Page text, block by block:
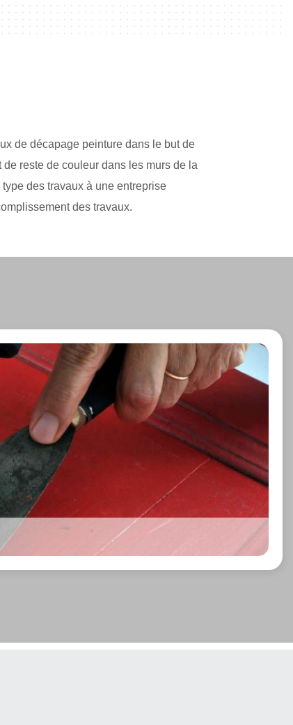
de décapage peinture dans le but de
reste de couleur dans les murs de la
des travaux à une entreprise
des travaux.